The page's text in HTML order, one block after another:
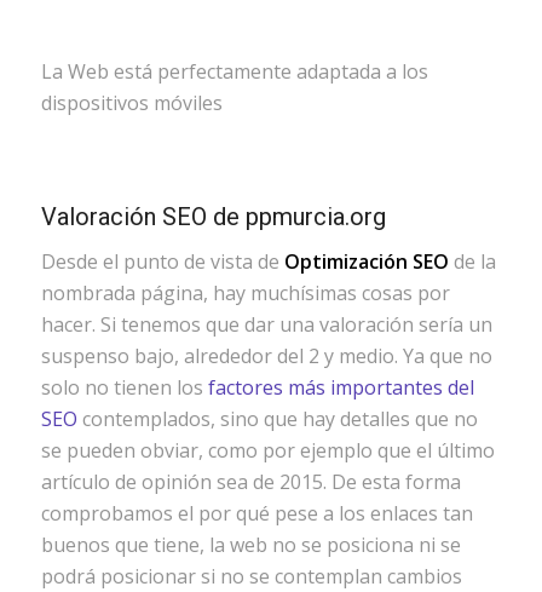
La Web está perfectamente adaptada a los
dispositivos móviles
Valoración SEO de ppmurcia.org
Desde el punto de vista de Optimización SEO de la
nombrada página, hay muchísimas cosas por
hacer. Si tenemos que dar una valoración sería un
suspenso bajo, alrededor del 2 y medio. Ya que no
solo no tienen los factores más importantes del
SEO contemplados, sino que hay detalles que no
se pueden obviar, como por ejemplo que el último
artículo de opinión sea de 2015. De esta forma
comprobamos el por qué pese a los enlaces tan
buenos que tiene, la web no se posiciona ni se
podrá posicionar si no se contemplan cambios